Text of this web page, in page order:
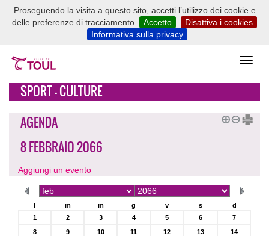
Proseguendo la visita a questo sito, accetti l’utilizzo dei cookie e
delle preferenze di tracciamento
Accetto
Disattiva i cookies
Informativa sulla privacy
SPORT - CULTURE
AGENDA
8 FEBBRAIO 2066
Aggiungi un evento
l m m g v s
d
1
2 3 4 5 6
7
8
9 10 11 12 13
14